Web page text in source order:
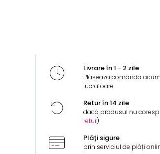
Livrare în 1 - 2 zile
Plasează comanda
lucrătoare
Retur în 14 zile
dacă produsul nu
retur)
Plăți sigure
prin serviciul de plăți